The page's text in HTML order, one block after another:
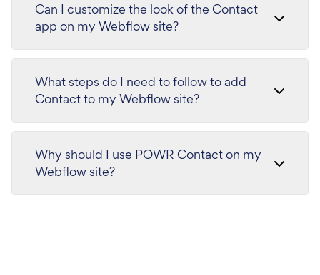
Can I customize the look of the Contact
app on my Webflow site?
What steps do I need to follow to add
Contact to my Webflow site?
Why should I use POWR Contact on my
Webflow site?